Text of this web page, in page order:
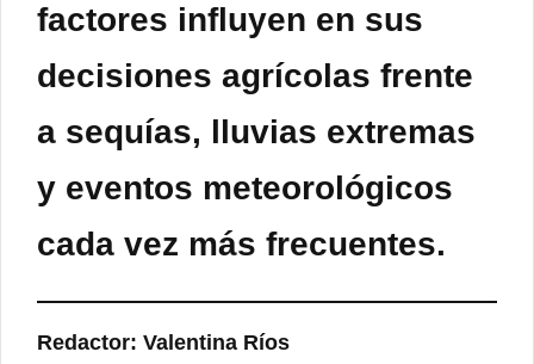
factores influyen en sus
decisiones agrícolas frente
a sequías, lluvias extremas
y eventos meteorológicos
cada vez más frecuentes.
Redactor: Valentina Ríos